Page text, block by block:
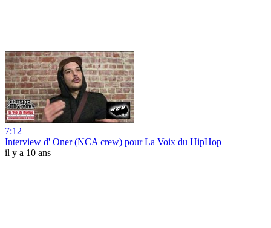
7:12
Interview d' Oner (NCA crew) pour La Voix du HipHop
il y a 10 ans